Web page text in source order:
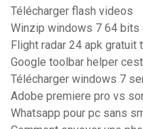
Télécharger flash videos
Winzip windows 7 64 bits
Flight radar 24 apk gratuit
Google toolbar helper
Télécharger windows 7
Adobe premiere pro vs
Whatsapp pour pc sans